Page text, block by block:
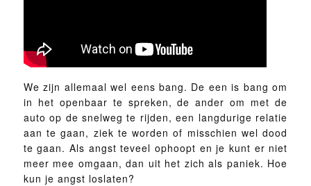
We zijn allemaal wel eens bang. De een is bang om
in het openbaar te spreken, de ander om met de
auto op de snelweg te rijden, een langdurige relatie
aan te gaan, ziek te worden of misschien wel dood
te gaan. Als angst teveel ophoopt en je kunt er niet
meer mee omgaan, dan uit het zich als paniek. Hoe
kun je angst loslaten?